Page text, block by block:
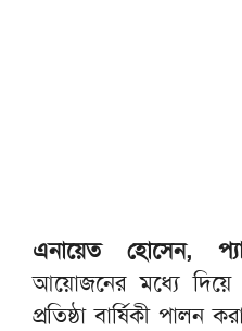
এনায়েত হোসেন,
আয়োজনের মধ্যে দিয়ে
প্রতিষ্ঠা বার্ষিকী পালন